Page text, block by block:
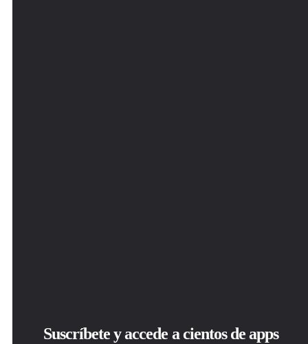
Suscríbete y accede a cientos de apps